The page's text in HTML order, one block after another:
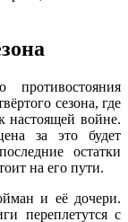
противостояния
сезона, где
настоящей войне.
за это будет
остатки
на его пути.
и её дочери.
переплетутся с